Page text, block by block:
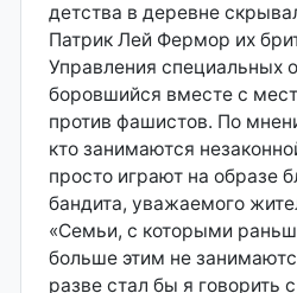
детства в деревне
Патрик Лей Фермор их
Управления специальных
боровшийся вместе с
против фашистов. По
кто занимаются
просто играют на образе
бандита, уважаемого
«Семьи, с которыми
больше этим не
разве стал бы я говорить